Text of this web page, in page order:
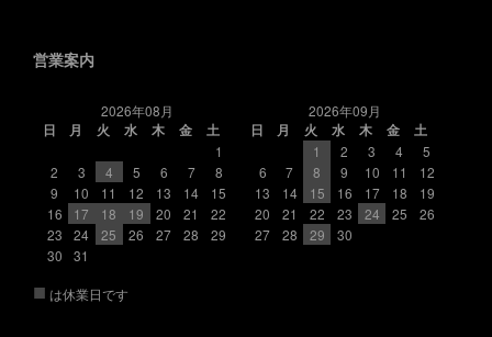
営業案内
2026年08月
日
月 火 水 木 金
土
1
2
3 4 5 6 7
8
9
10 11 12 13 14
15
16
17 18 19 20 21
22
23
24 25 26 27 28
29
30
31
2026年09月
日
月 火 水 木 金
土
1
2 3 4
5
6
7 8 9 10 11
12
13
14 15 16 17 18
19
20
21 22 23 24 25
26
27
28 29 30
■ は休業日です